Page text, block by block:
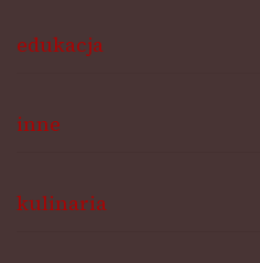
edukacja
inne
kulinaria